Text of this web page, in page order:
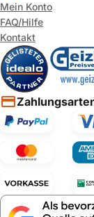
Mein Konto
FAQ/Hilfe
Kontakt